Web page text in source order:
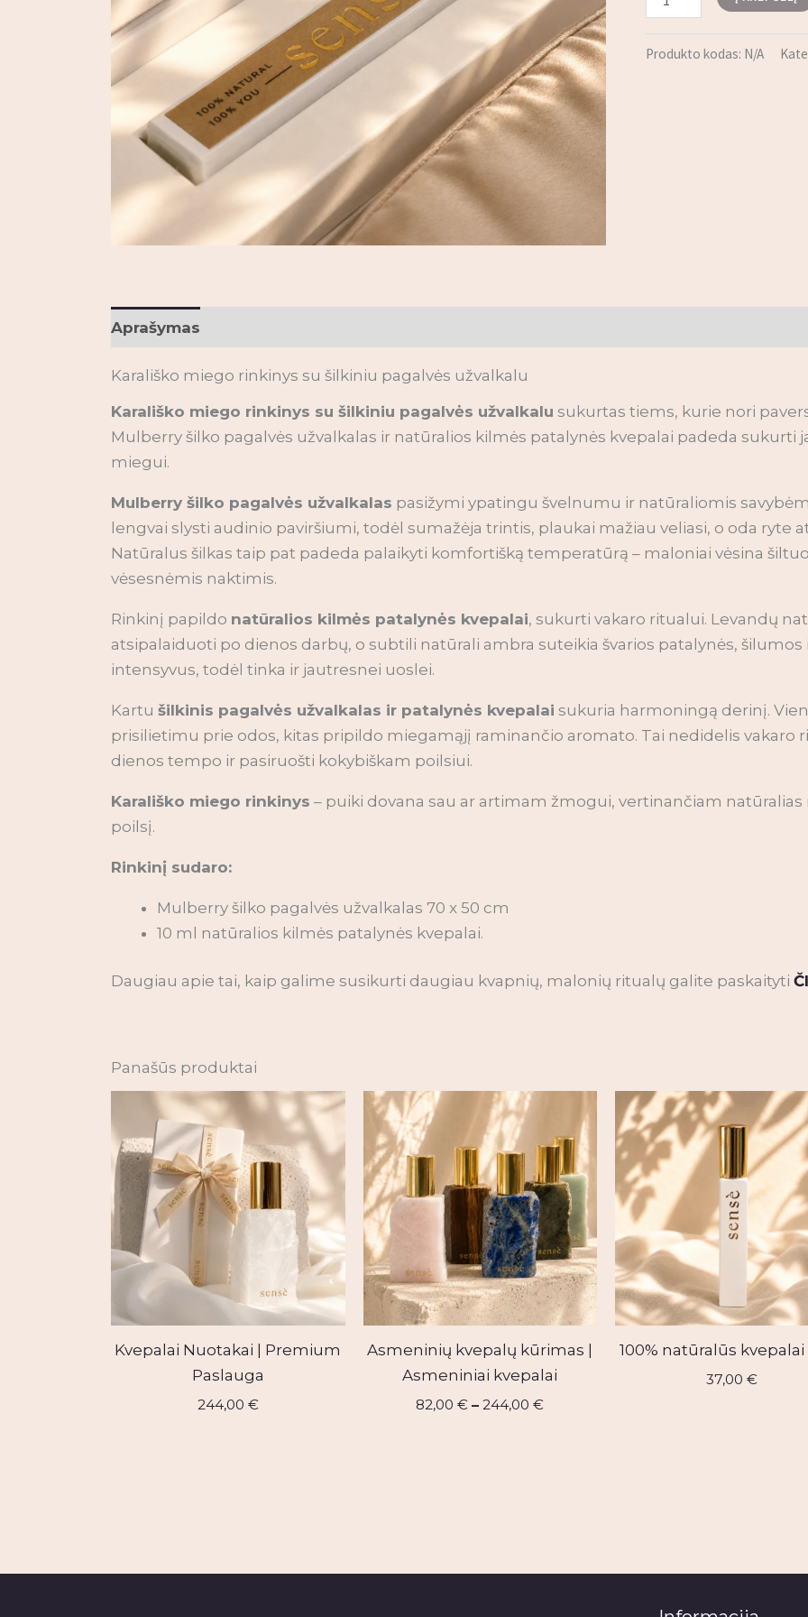
Produkto kodas: N/A
Aprašymas
Karališko miego rinkinys su šilkiniu pagalvės užvalkalu
Karališko miego rinkinys su šilkiniu pagalvės užvalkalu sukurtas tiems, kurie nori
Mulberry šilko pagalvės užvalkalas ir natūralios kilmės patalynės kvepalai padeda sukurti
miegui.
Mulberry šilko pagalvės užvalkalas pasižymi ypatingu švelnumu ir natūraliomis
lengvai slysti audinio paviršiumi, todėl sumažėja trintis, plaukai mažiau veliasi, o oda ryte
Natūralus šilkas taip pat padeda palaikyti komfortišką temperatūrą – maloniai vėsina
vėsesnėmis naktimis.
Rinkinį papildo natūralios kilmės patalynės kvepalai, sukurti vakaro ritualui. Levandų
atsipalaiduoti po dienos darbų, o subtili natūrali ambra suteikia švarios patalynės,
intensyvus, todėl tinka ir jautresnei uoslei.
Kartu šilkinis pagalvės užvalkalas ir patalynės kvepalai sukuria harmoningą derinį.
prisilietimu prie odos, kitas pripildo miegamąjį raminančio aromato. Tai nedidelis vakaro
dienos tempo ir pasiruošti kokybiškam poilsiui.
Karališko miego rinkinys – puiki dovana sau ar artimam žmogui, vertinančiam
poilsį.
Rinkinį sudaro:
Mulberry šilko pagalvės užvalkalas 70 x 50 cm
10 ml natūralios kilmės patalynės kvepalai.
Daugiau apie tai, kaip galime susikurti daugiau kvapnių, malonių ritualų galite paskaityti
Panašūs produktai
Kvepalai Nuotakai | Premium
Paslauga
244,00 €
Asmeninių kvepalų kūrimas |
Asmeniniai kvepalai
82,00€ – 244,00€
range:
82,00 €
through
244,00 €
100% natūralūs kvepalai
37,00€